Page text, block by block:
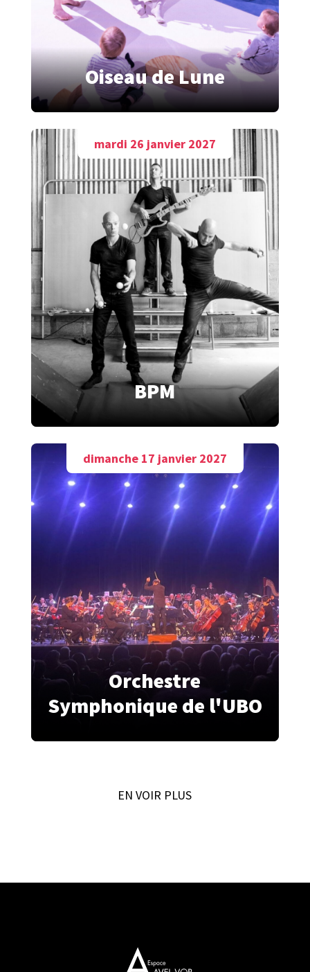
Oiseau de Lune
mardi 26 janvier 2027
BPM
dimanche 17 janvier 2027
Orchestre
Symphonique de l'UBO
EN VOIR PLUS